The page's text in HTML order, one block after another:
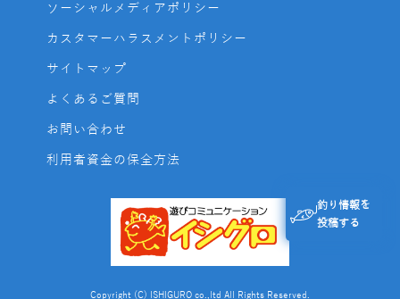
釣り情報を
投稿する
ソーシャルメディアポリシー
カスタマーハラスメントポリシー
サイトマップ
よくあるご質問
お問い合わせ
利用者資金の保全方法
Copyright (C) ISHIGURO co.,ltd All Rights Reserved.